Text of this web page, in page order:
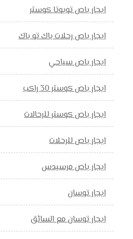
ايجار باص تويوتا كوستر
ايجار باص رحلات باك تو باك
ايجار باص سياحي
ايجار باص كوستر 30 راكب
ايجار باص كوستر للرحالات
ايجار باص للرحلات
ايجار باص مرسيدس
ايجار توسان
ايجار توسان مع السائق